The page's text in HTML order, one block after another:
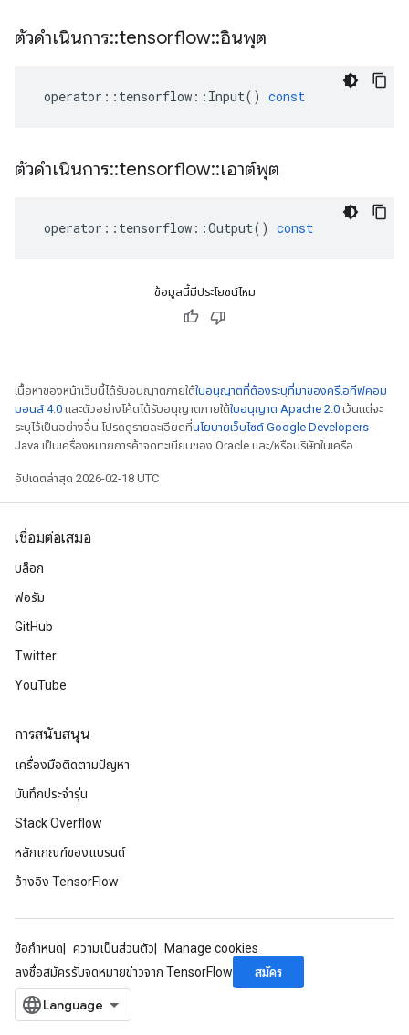
ตัวดำเนินการ::tensorflow::อินพุต
operator :: tensorflow :: Input() const
ตัวดำเนินการ::tensorflow::เอาต์พุต
operator :: tensorflow ::Output() const
ข้อมูลนี้มีประโยชน์ไหม
เนื้อหาของหน้าเว็บนี้ได้รับอนุญาตภายใต้ใบอนุญาตที่ต้องระบุที่มาของครีเอทีฟคอม
มอนส์ 4.0 และตัวอย่างโค้ดได้รับอนุญาตภายใต้ใบอนุญาต Apache 2.0 เว้นแต่จะ
ระบุไว้เป็นอย่างอื่น โปรดดูรายละเอียดที่นโยบายเว็บไซต์ Google Developers
Java เป็นเครื่องหมายการค้าจดทะเบียนของ Oracle และ/หรือบริษัทในเครือ
อัปเดตล่าสุด 2026-02-18 UTC
เชื่อมต่อเสมอ
บล็อก
ฟอรัม
GitHub
Twitter
YouTube
การสนับสนุน
เครื่องมือติดตามปัญหา
บันทึกประจำรุ่น
Stack Overflow
หลักเกณฑ์ของแบรนด์
อ้างอิง TensorFlow
ข้อกำหนด ความเป็นส่วนตัว
Manage cookies
ลงชื่อสมัครรับจดหมายข่าวจาก TensorFlow
สมัคร